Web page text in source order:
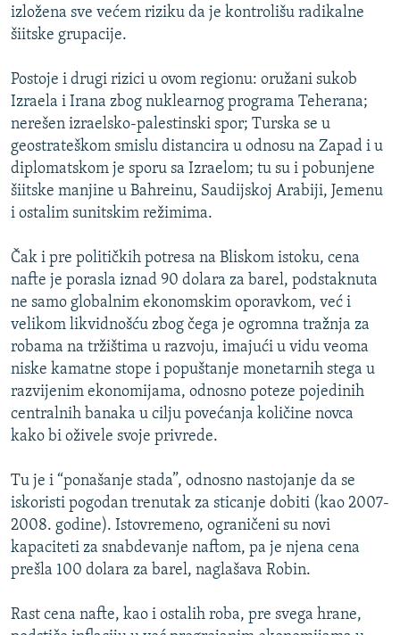
izložena sve većem riziku da je kontrolišu radikalne
šiitske grupacije.
Postoje i drugi rizici u ovom regionu: oružani sukob
Izraela i Irana zbog nuklearnog programa Teherana;
nerešen izraelsko-palestinski spor; Turska se u
geostrateškom smislu distancira u odnosu na Zapad i u
diplomatskom je sporu sa Izraelom; tu su i pobunjene
šiitske manjine u Bahreinu, Saudijskoj Arabiji, Jemenu
i ostalim sunitskim režimima.
Čak i pre političkih potresa na Bliskom istoku, cena
nafte je porasla iznad 90 dolara za barel, podstaknuta
ne samo globalnim ekonomskim oporavkom, već i
velikom likvidnošću zbog čega je ogromna tražnja za
robama na tržištima u razvoju, imajući u vidu veoma
niske kamatne stope i popuštanje monetarnih stega u
razvijenim ekonomijama, odnosno poteze pojedinih
centralnih banaka u cilju povećanja količine novca
kako bi oživele svoje privrede.
Tu je i “ponašanje stada”, odnosno nastojanje da se
iskoristi pogodan trenutak za sticanje dobiti (kao 2007-
2008. godine). Istovremeno, ograničeni su novi
kapaciteti za snabdevanje naftom, pa je njena cena
prešla 100 dolara za barel, naglašava Robin.
Rast cena nafte, kao i ostalih roba, pre svega hrane,